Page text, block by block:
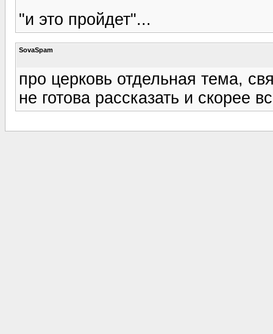
"и это пройдет"...
SovaSpam
про церковь отдельная тема,
не готова рассказать и скорее